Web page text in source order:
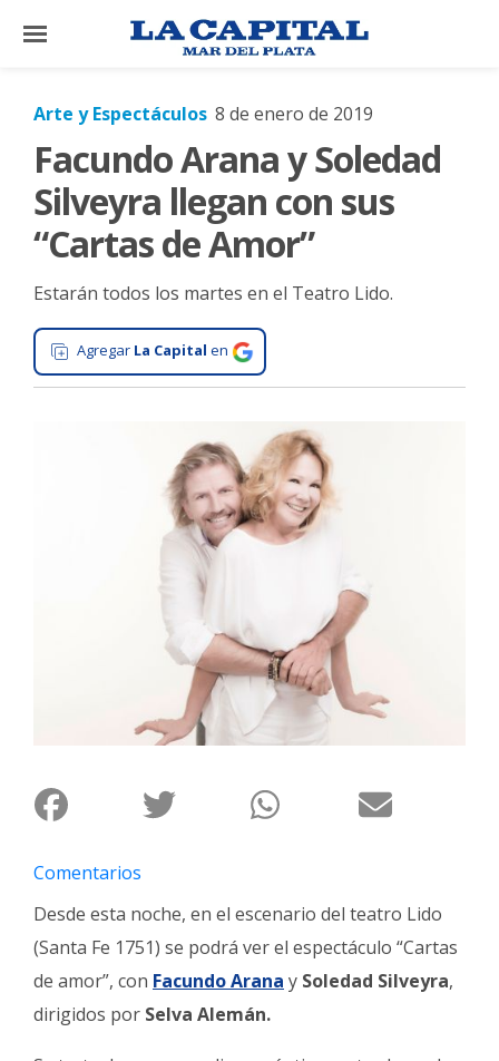
×
El
País
El
Mundo
La
Cultura
Policiales
Fotos
Familia
Fúnebres
Arte y Espectáculos 8 de enero de 2019
Facundo Arana y Soledad
Silveyra llegan con sus
“Cartas de Amor”
Estarán todos los martes en el Teatro Lido.
Agregar La Capital en
Comentarios
Desde esta noche, en el escenario del teatro Lido
(Santa Fe 1751) se podrá ver el espectáculo “Cartas
de amor”, con Facundo Arana y Soledad Silveyra,
dirigidos por Selva Alemán.